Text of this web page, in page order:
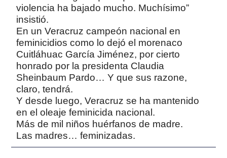
violencia ha bajado mucho. Muchísimo”
insistió.
En un Veracruz campeón nacional en
feminicidios como lo dejó el morenaco
Cuitláhuac García Jiménez, por cierto
honrado por la presidenta Claudia
Sheinbaum Pardo… Y que sus razone,
claro, tendrá.
Y desde luego, Veracruz se ha mantenido
en el oleaje feminicida nacional.
Más de mil niños huérfanos de madre.
Las madres… feminizadas.